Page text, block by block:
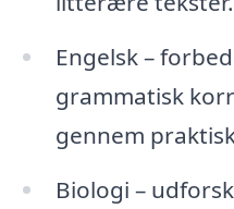
Engelsk –
grammatisk
gennem
Biologi –